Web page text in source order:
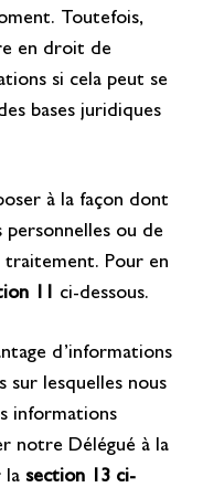
Toutefois,
en droit de
si cela peut se
bases juridiques
à la façon dont
ou de
traitement. Pour en
11 ci-dessous.
d’informations
sur lesquelles nous
informations
notre Délégué à la
la section 13 ci-